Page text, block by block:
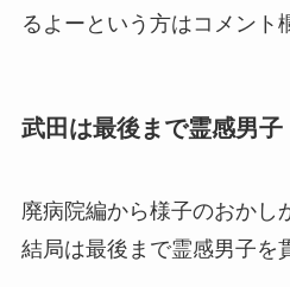
るよーという方はコメント
武田は最後まで霊感男子
廃病院編から様子のおかし
結局は最後まで霊感男子を